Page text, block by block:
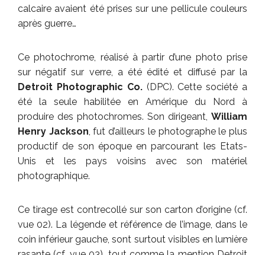
calcaire avaient été prises sur une pellicule couleurs
après guerre…
Ce photochrome, réalisé à partir d’une photo prise
sur négatif sur verre, a été édité et diffusé par la
Detroit Photographic Co.(DPC). Cette société a
été la seule habilitée en Amérique du Nord à
produire des photochromes. Son dirigeant, William
Henry Jackson , fut d’ailleurs le photographe le plus
productif de son époque en parcourant les Etats-
Unis et les pays voisins avec son matériel
photographique.
Ce tirage est contrecollé sur son carton d’origine (cf.
vue 02). La légende et référence de l’image, dans le
coin inférieur gauche, sont surtout visibles en lumière